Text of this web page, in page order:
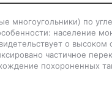
многоугольники) по
население
о высоком
частичное
похороненных